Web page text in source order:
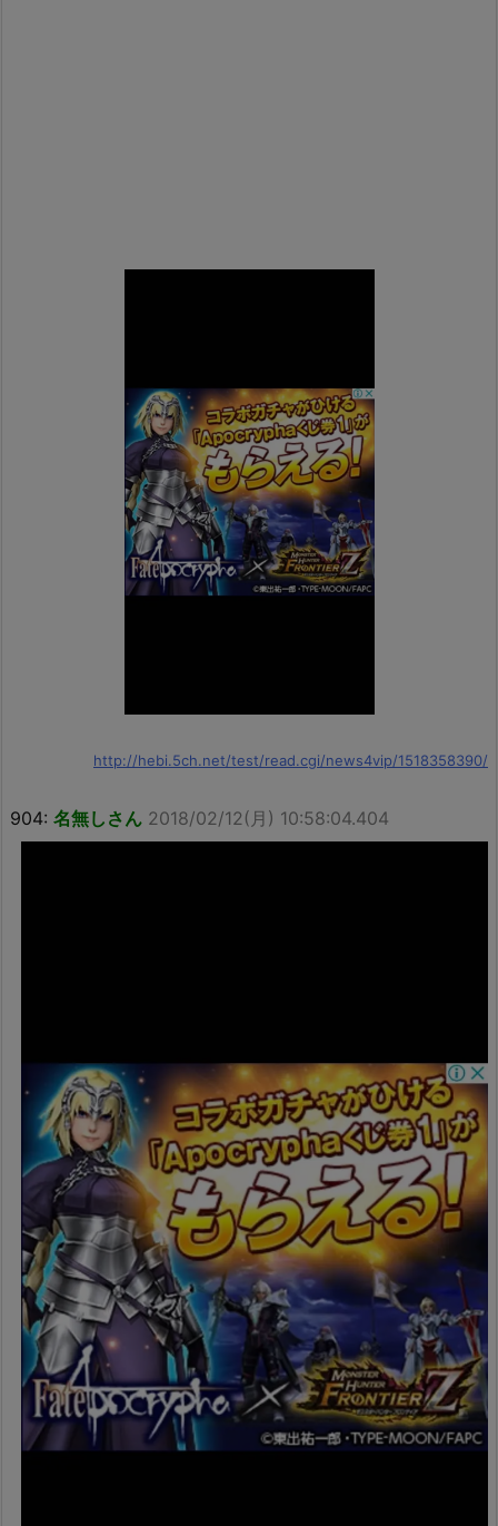
http://hebi.5ch.net/test/read.cgi/news4vip/1518358390/
904: 名無しさん 2018/02/12(月) 10:58:04.404